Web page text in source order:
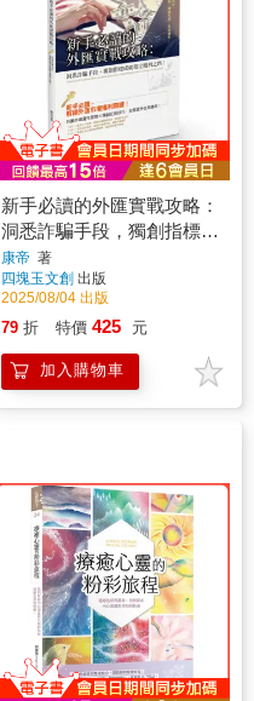
新手必讀的外匯實戰攻略：
洞悉詐騙手段，獨創指標成
就穩定獲利之路
康帝 著
四塊玉文創 出版
2025/08/04 出版
79 折 特價 425 元
加入購物車